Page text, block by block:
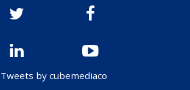
Tweets by cubemediaco